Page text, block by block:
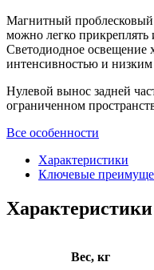
Магнитный
можно легко
Светодиодное освещение
интенсивностью и
Нулевой вынос задней
ограниченном
Все особенности
Характеристики
Ключевые
Характеристики
Вес, кг